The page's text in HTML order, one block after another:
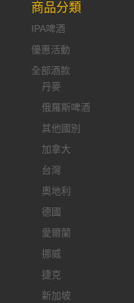
商品分類
IPA啤酒
優惠活動
全部酒款
丹麥
俄羅斯啤酒
其他國別
加拿大
台灣
奧地利
德國
愛爾蘭
挪威
捷克
新加坡